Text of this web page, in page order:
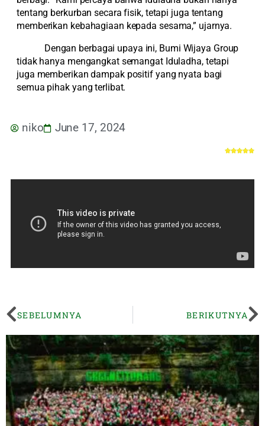
tentang berkurban secara fisik, tetapi juga tentang
memberikan kebahagiaan kepada sesama,” ujarnya.
Dengan berbagai upaya ini, Bumi Wijaya Group
tidak hanya mengangkat semangat Iduladha, tetapi
juga memberikan dampak positif yang nyata bagi
semua pihak yang terlibat.
niko June 17, 2024

SEBELUMNYA BERIKUTNYA